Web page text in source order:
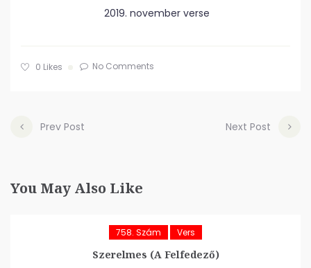
2019. november verse
0 Likes No Comments
Prev Post Next Post
You May Also Like
758. Szám Vers
Szerelmes (A Felfedező)